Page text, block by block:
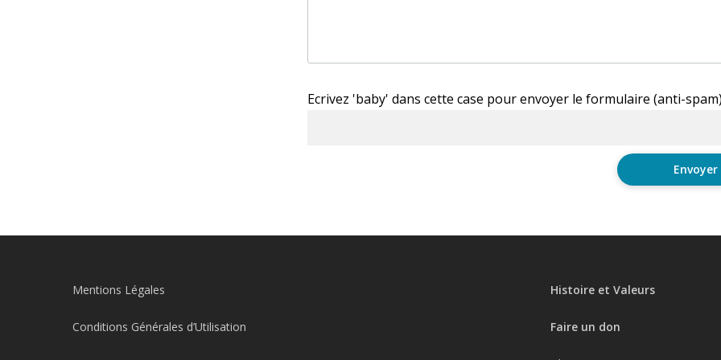
Ecrivez 'baby' dans cette case pour envoyer le formulaire (anti-
Mentions Légales
Conditions Générales d’Utilisation
Histoire et Valeurs
Faire un don